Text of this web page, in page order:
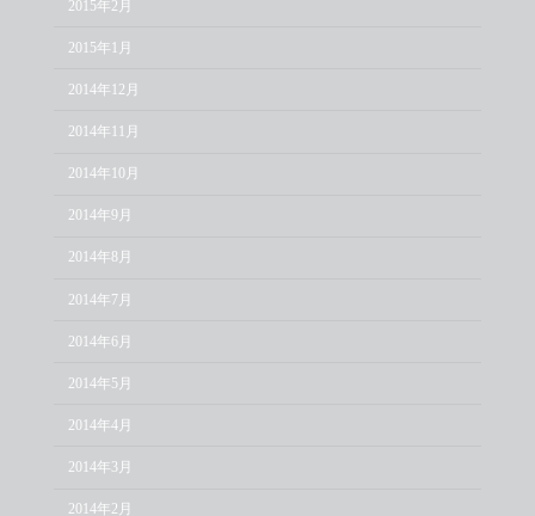
2015年2月
2015年1月
2014年12月
2014年11月
2014年10月
2014年9月
2014年8月
2014年7月
2014年6月
2014年5月
2014年4月
2014年3月
2014年2月